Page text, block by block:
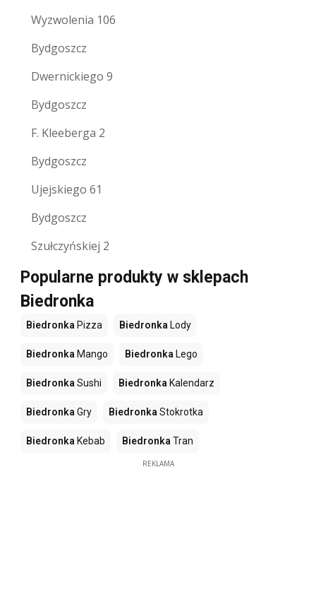
Wyzwolenia 106
Bydgoszcz
Dwernickiego 9
Bydgoszcz
F. Kleeberga 2
Bydgoszcz
Ujejskiego 61
Bydgoszcz
Szułczyńskiej 2
Popularne produkty w sklepach
Biedronka
Biedronka Pizza Biedronka Lody
Biedronka Mango Biedronka Lego
Biedronka Sushi Biedronka Kalendarz
Biedronka Gry Biedronka Stokrotka
Biedronka Kebab Biedronka Tran
REKLAMA